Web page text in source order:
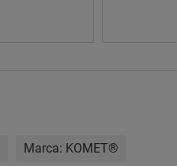
Marca: KOMET®